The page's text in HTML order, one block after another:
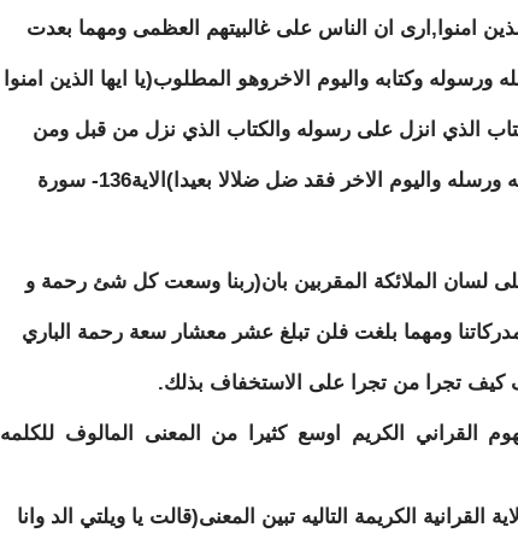
امنوا,ارى ان الناس على غالبيتهم العظمى ومهما بعدت
وكتابه واليوم الاخروهو المطلوب(يا ايها الذين امنوا
الذي انزل على رسوله والكتاب الذي نزل من قبل ومن
واليوم الاخر فقد ضل ضلالا بعيدا)الاية136- سورة
على لسان الملائكة المقربين بان(ربنا وسعت كل شئ رحمة و
ومهما بلغت فلن تبلغ عشر معشار سعة رحمة الباري
تجرا من تجرا على الاستخفاف بذلك.
القراني الكريم اوسع كثيرا من المعنى المالوف للكلمه
الكريمة التاليه تبين المعنى(قالت يا ويلتي الد وانا